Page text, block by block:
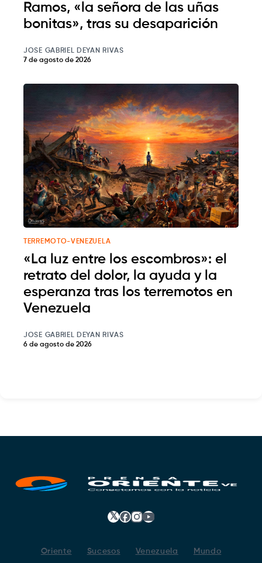
Ramos, «la señora de las uñas
bonitas», tras su desaparición
JOSE GABRIEL DEYAN RIVAS
7 de agosto de 2026
TERREMOTO-VENEZUELA
«La luz entre los escombros»: el
retrato del dolor, la ayuda y la
esperanza tras los terremotos en
Venezuela
JOSE GABRIEL DEYAN RIVAS
6 de agosto de 2026
𝕏 Facebook
Instagram
YouTube
Oriente Sucesos Venezuela Mundo